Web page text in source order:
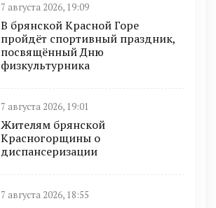
7 августа 2026, 19:09
В брянской Красной Горе
пройдёт спортивный праздник,
посвящённый Дню
физкультурника
7 августа 2026, 19:01
Жителям брянской
Красногорщины о
диспансеризации
7 августа 2026, 18:55